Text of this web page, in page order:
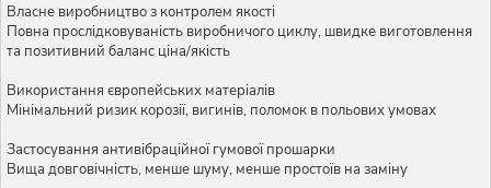
Власне виробництво з контролем якості
Повна прослідковуваність виробничого циклу, швидке виготовлення
та позитивний баланс ціна/якість
Використання європейських матеріалів
Мінімальний ризик корозії, вигинів, поломок в польових умовах
Застосування антивібраційної гумової прошарки
Вища довговічність, менше шуму, менше простоїв на заміну